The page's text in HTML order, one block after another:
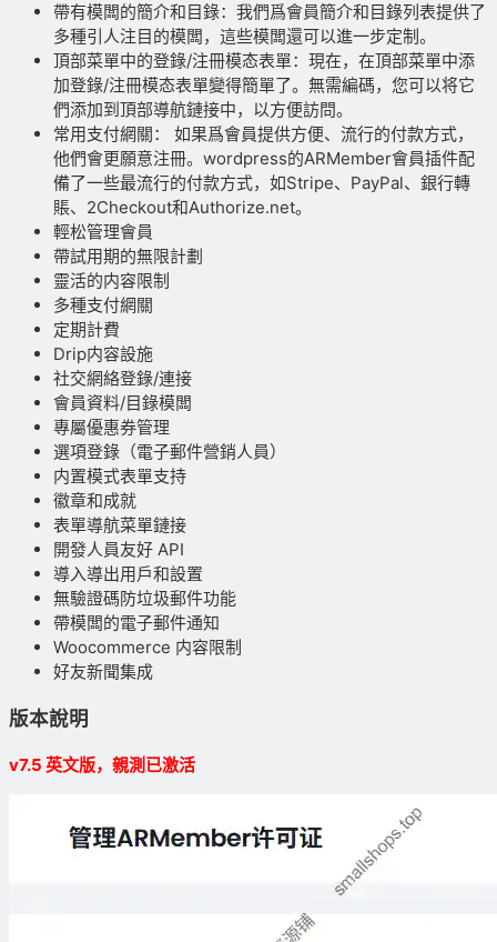
帶有模闆的簡介和目錄：我們爲會員簡介和目錄列表提供了
多種引人注目的模闆，這些模闆還可以進一步定制。
頂部菜單中的登錄/注冊模态表單：現在，在頂部菜單中添
加登錄/注冊模态表單變得簡單了。無需編碼，您可以将它
們添加到頂部導航鏈接中，以方便訪問。
常用支付網關： 如果爲會員提供方便、流行的付款方式，
他們會更願意注冊。wordpress的ARMember會員插件配
備了一些最流行的付款方式，如Stripe、PayPal、銀行轉
賬、2Checkout和Authorize.net。
輕松管理會員
帶試用期的無限計劃
靈活的内容限制
多種支付網關
定期計費
Drip内容設施
社交網絡登錄/連接
會員資料/目錄模闆
專屬優惠券管理
選項登錄（電子郵件營銷人員）
内置模式表單支持
徽章和成就
表單導航菜單鏈接
開發人員友好 API
導入導出用戶和設置
無驗證碼防垃圾郵件功能
帶模闆的電子郵件通知
Woocommerce 内容限制
好友新聞集成
版本說明
v7.5 英文版，親測已激活